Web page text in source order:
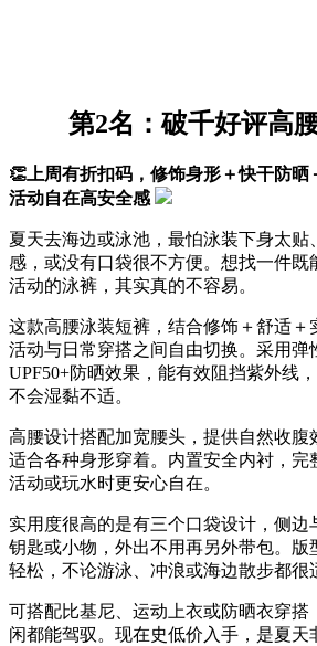
第2名：破千好评高
👏上周有折扣码，修饰身形＋快干防晒
活动自在高安全感
夏天去海边或泳池，最怕泳装下身太贴
感，或没有口袋很不方便。想找一件既
活动的泳裤，其实真的不容易。
这款高腰泳装短裤，结合修饰＋舒适＋
活动与日常穿搭之间自由切换。采用弹
UPF50+防晒效果，能有效阻挡紫外线
不会湿黏不适。
高腰设计搭配加宽腰头，提供自然收腹
适合各种身形穿着。内置安全内衬，完
活动或玩水时更安心自在。
实用度很高的是有三个口袋设计，侧边
钥匙或小物，外出不用再另外带包。版
轻松，不论游泳、冲浪或海边散步都很
可搭配比基尼、运动上衣或防晒衣穿搭
闲都能驾驭。现在史低价入手，是夏天